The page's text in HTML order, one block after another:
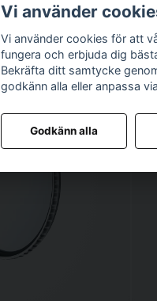
Vi använder
Vi använder cookies för att
fungera och erbjuda dig
Bekräfta ditt samtycke
godkänn alla eller anpassa
Godkänn alla